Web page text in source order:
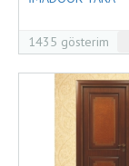
1435 gösterim